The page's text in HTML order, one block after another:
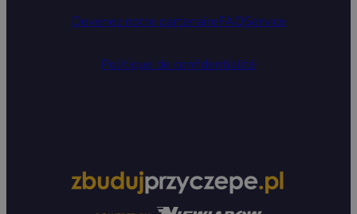
Devenez notre partenaireFAQService
Politique de confidentialité